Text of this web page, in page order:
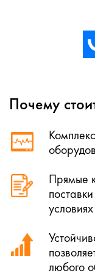
Почему
Прямые
условиях
любого